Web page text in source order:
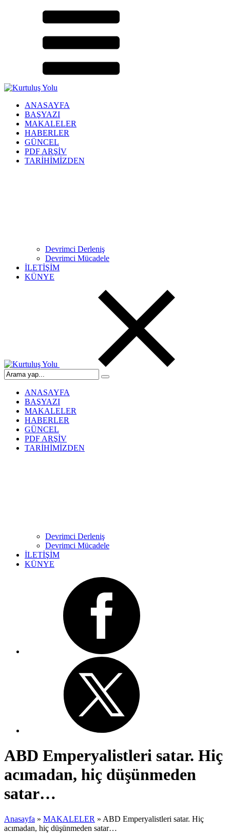
ANASAYFA
BAŞYAZI
MAKALELER
HABERLER
GÜNCEL
PDF ARŞİV
TARİHİMİZDEN
Devrimci Derleniş
Devrimci Mücadele
İLETİŞİM
KÜNYE
ANASAYFA
BAŞYAZI
MAKALELER
HABERLER
GÜNCEL
PDF ARŞİV
TARİHİMİZDEN
Devrimci Derleniş
Devrimci Mücadele
İLETİŞİM
KÜNYE
ABD Emperyalistleri satar. Hiç
acımadan, hiç düşünmeden
satar…
Anasayfa » MAKALELER » ABD Emperyalistleri satar. Hiç
acımadan, hiç düşünmeden satar…